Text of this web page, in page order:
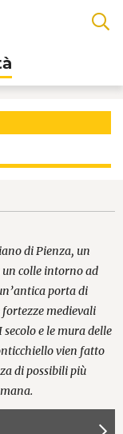
di Pienza, un
un colle intorno ad
porta di
fortezze medievali
e le mura delle
vien fatto
di possibili più